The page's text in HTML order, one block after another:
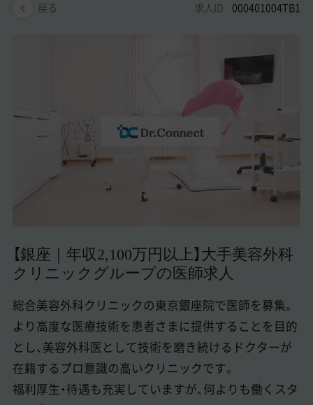
美容クリニック見学・研修情報
美容外科・美容皮膚科の医師転職体験談
美容クリニックインタビュー
美容医療辞典
医師採用ご担当者様・その他問い合わせ
戻る 求人ID 000401004TB1
【銀座｜年収2,100万円以上】大手美容外科
クリニックグループの医師求人
総合美容外科クリニックの東京銀座院で医師を募集。
より高度な医療技術を患者さまに提供することを目的
とし、美容外科医として技術を磨き続けるドクターが
在籍するプロ意識の高いクリニックです。
福利厚生・待遇も充実していますが、何よりも働くスタ